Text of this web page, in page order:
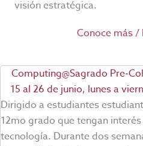
visión estratégica.
Conoce más
Computing@Sagrado Pre-
15 al 26 de junio, lunes a
Dirigido a estudiantes
12mo grado que tengan
tecnología. Durante dos